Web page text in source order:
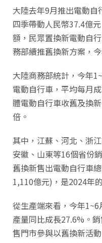
大陸去年9月推出電動
四季帶動人民幣37.4億
額，民眾置換新電動自
務部續推舊換新方案，
大陸商務部統計，今年
電動自行車，平均每月
體電動自行車收舊及換
倍。
其中，江蘇、河北、浙
安徽、山東等16個省份
舊換新售出電動自行車
1,110億元)，是2024年
從生產端來看，今年
產量同比成長27.6%。
售門市參與以舊換新活